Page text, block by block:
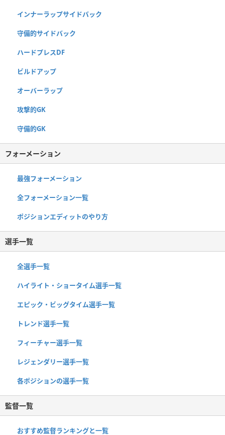
インナーラップサイドバック
守備的サイドバック
ハードプレスDF
ビルドアップ
オーバーラップ
攻撃的GK
守備的GK
フォーメーション
最強フォーメーション
全フォーメーション一覧
ポジションエディットのやり方
選手一覧
全選手一覧
ハイライト・ショータイム選手一覧
エピック・ビッグタイム選手一覧
トレンド選手一覧
フィーチャー選手一覧
レジェンダリー選手一覧
各ポジションの選手一覧
監督一覧
おすすめ監督ランキングと一覧